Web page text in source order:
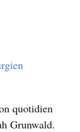
quotidien
Grunwald.